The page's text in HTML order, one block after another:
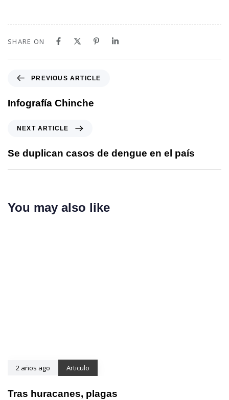
SHARE ON
PREVIOUS ARTICLE
Infografía Chinche
NEXT ARTICLE
Se duplican casos de dengue en el país
You may also like
2 años ago Articulo
Tras huracanes, plagas